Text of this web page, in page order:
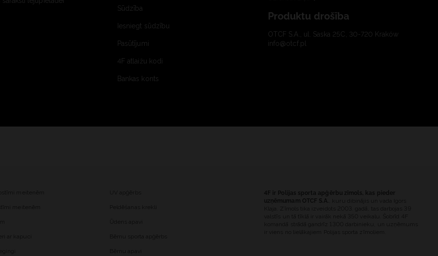
Sūdzība
Iesniegt sūdzību
Pasūtījumi
4F atlaižu kodi
Bankas konts
Produktu drošība
OTCF S.A., ul. Saska 25C, 30-720 Kraków
info@otcf.pl